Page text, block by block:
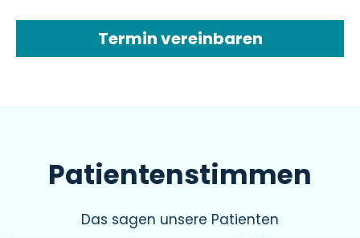
Termin vereinbaren
Patientenstimmen
Das sagen unsere Patienten